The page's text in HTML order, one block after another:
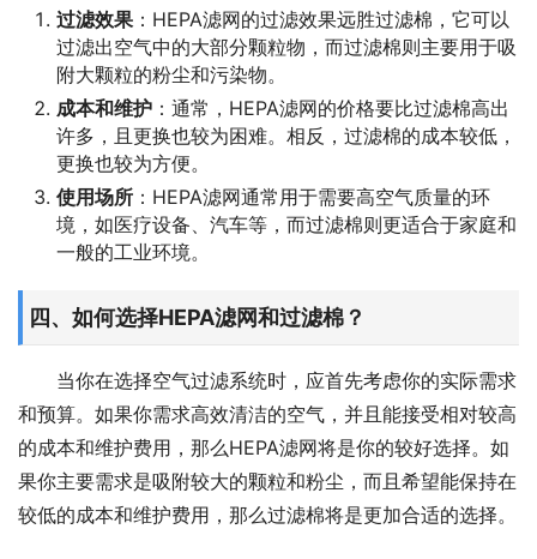
过滤效果 ：HEPA滤网的过滤效果远胜过滤棉，它可以
过滤出空气中的大部分颗粒物，而过滤棉则主要用于吸
附大颗粒的粉尘和污染物。
成本和维护 ：通常，HEPA滤网的价格要比过滤棉高出
许多，且更换也较为困难。相反，过滤棉的成本较低，
更换也较为方便。
使用场所 ：HEPA滤网通常用于需要高空气质量的环
境，如医疗设备、汽车等，而过滤棉则更适合于家庭和
一般的工业环境。
四、如何选择HEPA滤网和过滤棉？
当你在选择空气过滤系统时，应首先考虑你的实际需求
和预算。如果你需求高效清洁的空气，并且能接受相对较高
的成本和维护费用，那么HEPA滤网将是你的较好选择。如
果你主要需求是吸附较大的颗粒和粉尘，而且希望能保持在
较低的成本和维护费用，那么过滤棉将是更加合适的选择。